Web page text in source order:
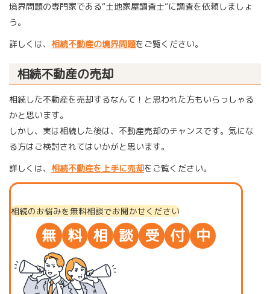
境界問題の専門家である“土地家屋調査士”に調査を依頼しましょ
う。
詳しくは、 相続不動産の境界問題をご覧ください。
相続不動産の売却
相続した不動産を売却するなんて！と思われた方もいらっしゃる
かと思います。
しかし、実は相続した後は、不動産売却のチャンスです。気にな
る方はご検討されてはいかがと思います。
詳しくは、 相続不動産を上手に売却を ご覧ください。
相続のお悩みを無料相談でお聞かせください
無 料 相 談 受 付 中